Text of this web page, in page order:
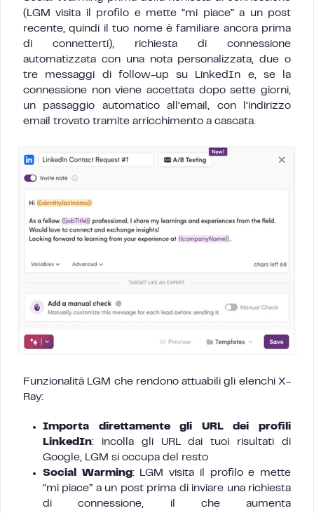
(LGM visita il profilo e mette “mi piace” a un post
recente, quindi il tuo nome è familiare ancora prima
di connetterti), richiesta di connessione
automatizzata con una nota personalizzata, due o
tre messaggi di follow-up su LinkedIn e, se la
connessione non viene accettata dopo sette giorni,
un passaggio automatico all’email, con l’indirizzo
email trovato tramite arricchimento a cascata.
Funzionalità LGM che rendono attuabili gli elenchi X-
Ray:
Importa direttamente gli URL dei profili
LinkedIn: incolla gli URL dai tuoi risultati di
Google, LGM si occupa del resto
Social Warming: LGM visita il profilo e mette
“mi piace” a un post prima di inviare una richiesta
di connessione, il che aumenta